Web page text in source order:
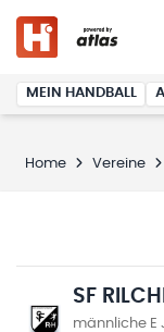
MEIN HANDBALL
Home Vereine
SF
männliche E